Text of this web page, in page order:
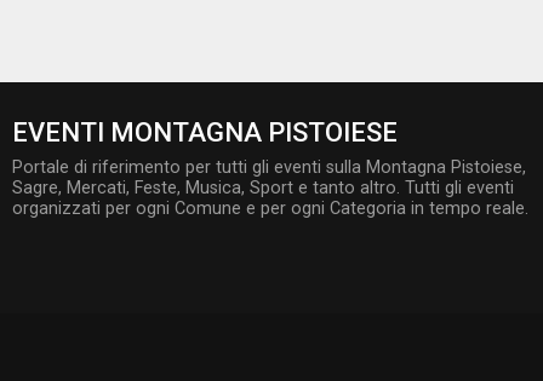
EVENTI MONTAGNA PISTOIESE
Portale di riferimento per tutti gli eventi sulla Montagna Pistoiese,
Sagre, Mercati, Feste, Musica, Sport e tanto altro. Tutti gli eventi
organizzati per ogni Comune e per ogni Categoria in tempo reale.